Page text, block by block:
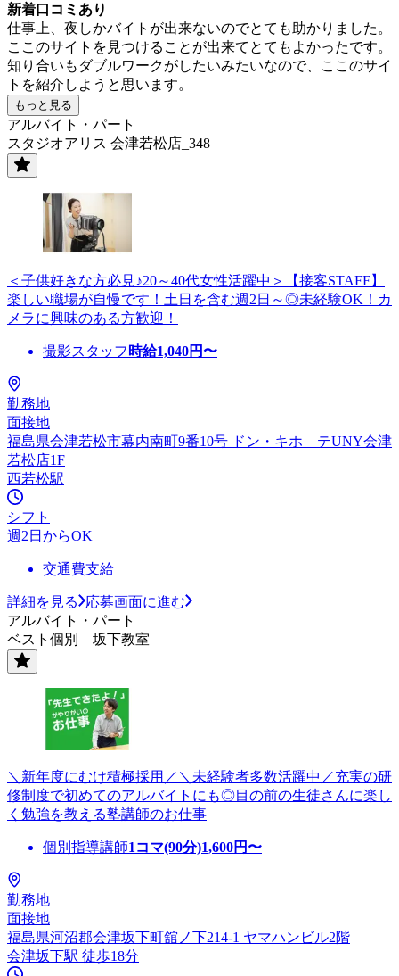
新着口コミあり
仕事上、夜しかバイトが出来ないのでとても助かりました。
ここのサイトを見つけることが出来てとてもよかったです。
知り合いもダブルワークがしたいみたいなので、ここのサイ
トを紹介しようと思います。
もっと見る
アルバイト・パート
スタジオアリス 会津若松店_348
＜子供好きな方必見♪20～40代女性活躍中＞【接客STAFF】
楽しい職場が自慢です！土日を含む週2日～◎未経験OK！カ
メラに興味のある方歓迎！
撮影スタッフ 時給1,040円〜
勤務地
面接地
福島県会津若松市幕内南町9番10号 ドン・キホ—テUNY会津
若松店1F
西若松駅
シフト
週2日からOK
交通費支給
詳細を見る
応募画面に進む
アルバイト・パート
ベスト個別 坂下教室
＼新年度にむけ積極採用／＼未経験者多数活躍中／充実の研
修制度で初めてのアルバイトにも◎目の前の生徒さんに楽し
く勉強を教える塾講師のお仕事
個別指導講師1コマ(90分)1,600円〜
勤務地
面接地
福島県河沼郡会津坂下町舘ノ下214-1 ヤマハンビル2階
会津坂下駅 徒歩18分